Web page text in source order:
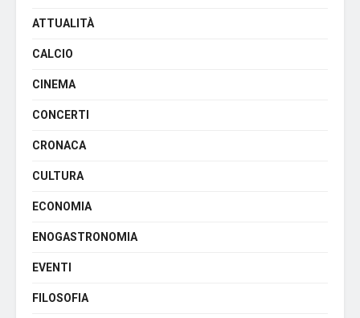
ATTUALITÀ
CALCIO
CINEMA
CONCERTI
CRONACA
CULTURA
ECONOMIA
ENOGASTRONOMIA
EVENTI
FILOSOFIA